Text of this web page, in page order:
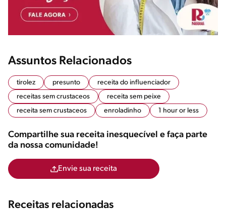
Assuntos Relacionados
tirolez presunto
receita do influenciador
receitas sem crustaceos
receita sem peixe
receita sem crustaceos
enroladinho 1 hour or less
Compartilhe sua receita inesquecível e faça parte
da nossa comunidade!
Envie sua receita
Receitas relacionadas